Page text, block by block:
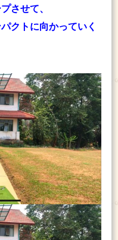
させて、
クトに向かっていく